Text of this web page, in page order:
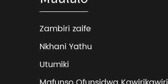
Zambiri zaife
Nkhani Yathu
Utumiki